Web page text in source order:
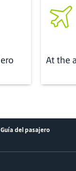
At the
Guía del pasajero